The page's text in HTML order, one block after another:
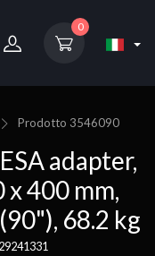
0
Prodotto 3546090
adapter,
x 400 mm,
68.2 kg